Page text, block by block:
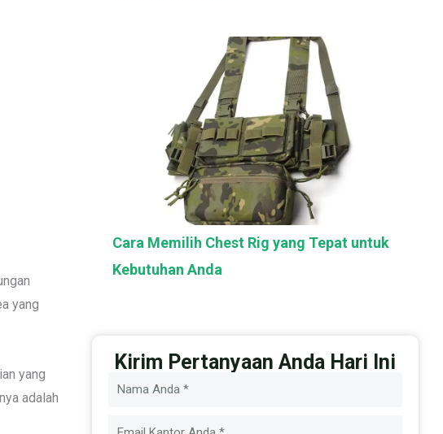
yang
yang
adalah
Cara Memilih Chest Rig yang Tepat untuk
Kebutuhan Anda
Kirim Pertanyaan Anda Hari Ini
Nama
Email